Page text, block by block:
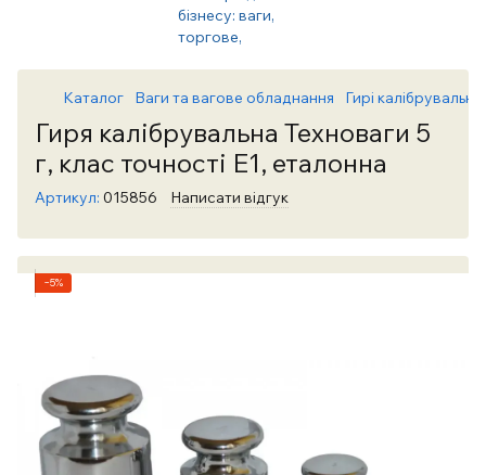
Каталог Ваги та вагове обладнання Гирі калібрувальні
Гиря калібрувальна Техноваги 5
г, клас точності Е1, еталонна
Артикул: 015856 Написати відгук
−5%